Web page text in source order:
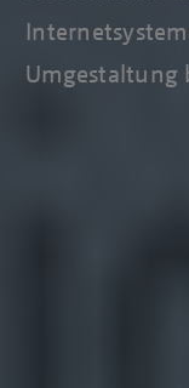
Umgestaltung